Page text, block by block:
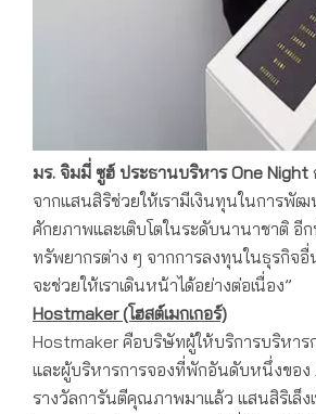
มร. จิมมี่ ซูฮ์ ประธานบริหารOne Night
จากแสนสิริช่วยให้เรามีเงินทุนในการพัฒ
ศักยภาพและเติบโตในระดับนานาชาติ อีก
ทรัพยากรต่าง ๆ จากการลงทุนในธุรกิจ
จะช่วยให้เราเดินหน้าได้อย่างต่อเนื่อง”
Hostmaker (โฮสต์เมกเกอร์)
Hostmaker คือบริษัทผู้ให้บริการบริหาร
และผู้บริหารการจองที่พักอันดับหนึ่งของ
รางวัลการันตีคุณภาพมาแล้ว แสนสิริเล็ง